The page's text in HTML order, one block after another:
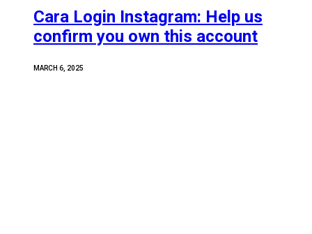
Cara Login Instagram: Help us
confirm you own this account
MARCH 6, 2025